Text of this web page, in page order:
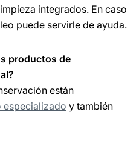
integrados. En caso
puede servirle de ayuda.
productos de
están
especializado y también